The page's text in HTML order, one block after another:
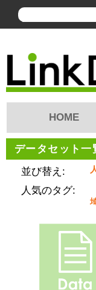
HOME
データセット一
並び替え:
人気のタグ: